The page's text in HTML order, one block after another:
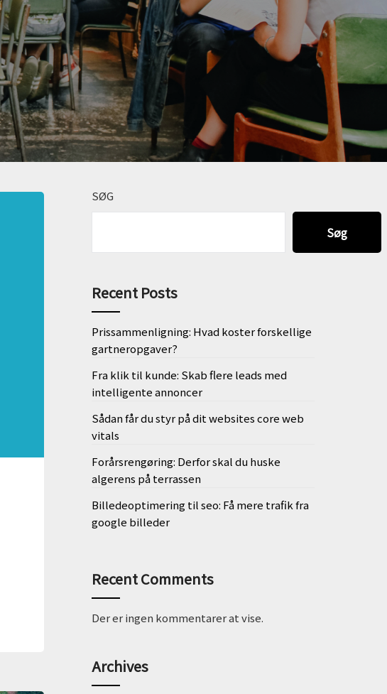
SØG
Søg
Recent Posts
Prissammenligning: Hvad koster forskellige
gartneropgaver?
Fra klik til kunde: Skab flere leads med
intelligente annoncer
Sådan får du styr på dit websites core web
vitals
Forårsrengøring: Derfor skal du huske
algerens på terrassen
Billedeoptimering til seo: Få mere trafik fra
google billeder
Recent Comments
Der er ingen kommentarer at vise.
Archives